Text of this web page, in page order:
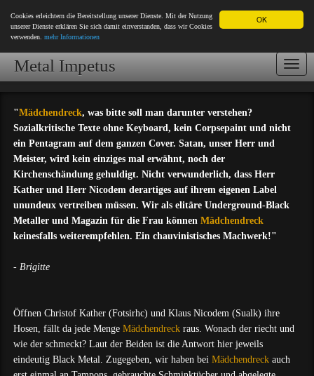
OK
Cookies erleichtern die Bereitstellung unserer Dienste. Mit der Nutzung
unserer Dienste erklären Sie sich damit einverstanden, dass wir Cookies
verwenden. mehr Informationen
Metal Impetus
"Mädchendreck, was bitte soll man darunter verstehen?
Sozialkritische Texte ohne Keyboard, kein Corpsepaint und nicht
ein Pentagram auf dem ganzen Cover. Satan, unser Herr und
Meister, wird kein einziges mal erwähnt, noch der
Kirchenschändung gehuldigt. Nicht verwunderlich, dass Herr
Kather und Herr Nicodem derartiges auf ihrem eigenen Label
unundeux vertreiben müssen. Wir als elitäre Underground-Black
Metaller und Magazin für die Frau können Mädchendreck
keinesfalls weiterempfehlen. Ein chauvinistisches Machwerk!"
- Brigitte
Öffnen Christof Kather (Fotsirhc) und Klaus Nicodem (Sualk) ihre
Hosen, fällt da jede Menge Mädchendreck raus. Wonach der riecht und
wie der schmeckt? Laut der Beiden ist die Antwort hier jeweils
eindeutig Black Metal. Zugegeben, wir haben bei Mädchendreck auch